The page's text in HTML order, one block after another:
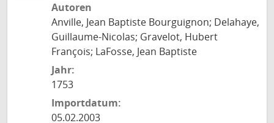
Autoren
Anville, Jean Baptiste Bourguignon; Delahaye,
Guillaume-Nicolas; Gravelot, Hubert
François; LaFosse, Jean Baptiste
Jahr:
1753
Importdatum:
05.02.2003